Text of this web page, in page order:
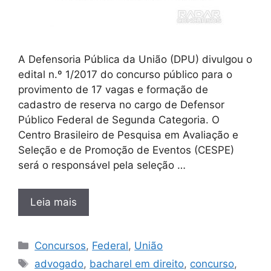
A Defensoria Pública da União (DPU) divulgou o
edital n.º 1/2017 do concurso público para o
provimento de 17 vagas e formação de
cadastro de reserva no cargo de Defensor
Público Federal de Segunda Categoria. O
Centro Brasileiro de Pesquisa em Avaliação e
Seleção e de Promoção de Eventos (CESPE)
será o responsável pela seleção …
Leia mais
Categorias
Concursos, Federal, União
Tags
advogado, bacharel em direito, concurso,